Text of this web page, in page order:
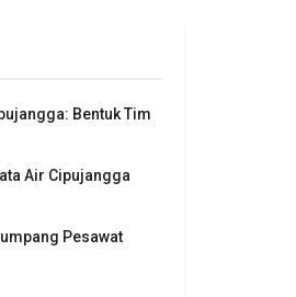
Bentuk Tim
Air Cipujangga
Pesawat